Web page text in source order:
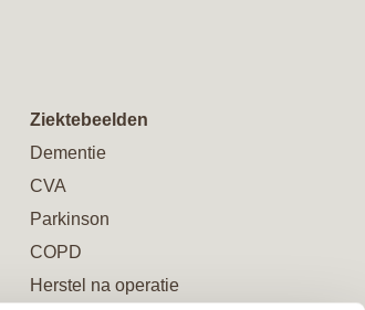
Ziektebeelden
Dementie
CVA
Parkinson
COPD
Herstel na operatie